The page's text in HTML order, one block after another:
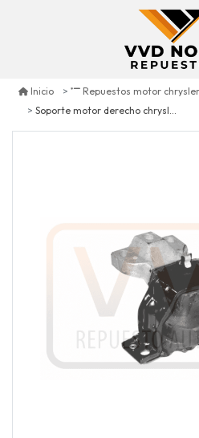
Inicio
Repuestos motor
Soporte motor derecho chrysler town & country 3.3 2001/2007